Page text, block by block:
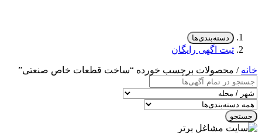
دسته‌بندی‌ها
ثبت اگهی رایگان
خانه / محصولات برچسب خورده “ساخت قطعات خاص صنعتی”
جستجو